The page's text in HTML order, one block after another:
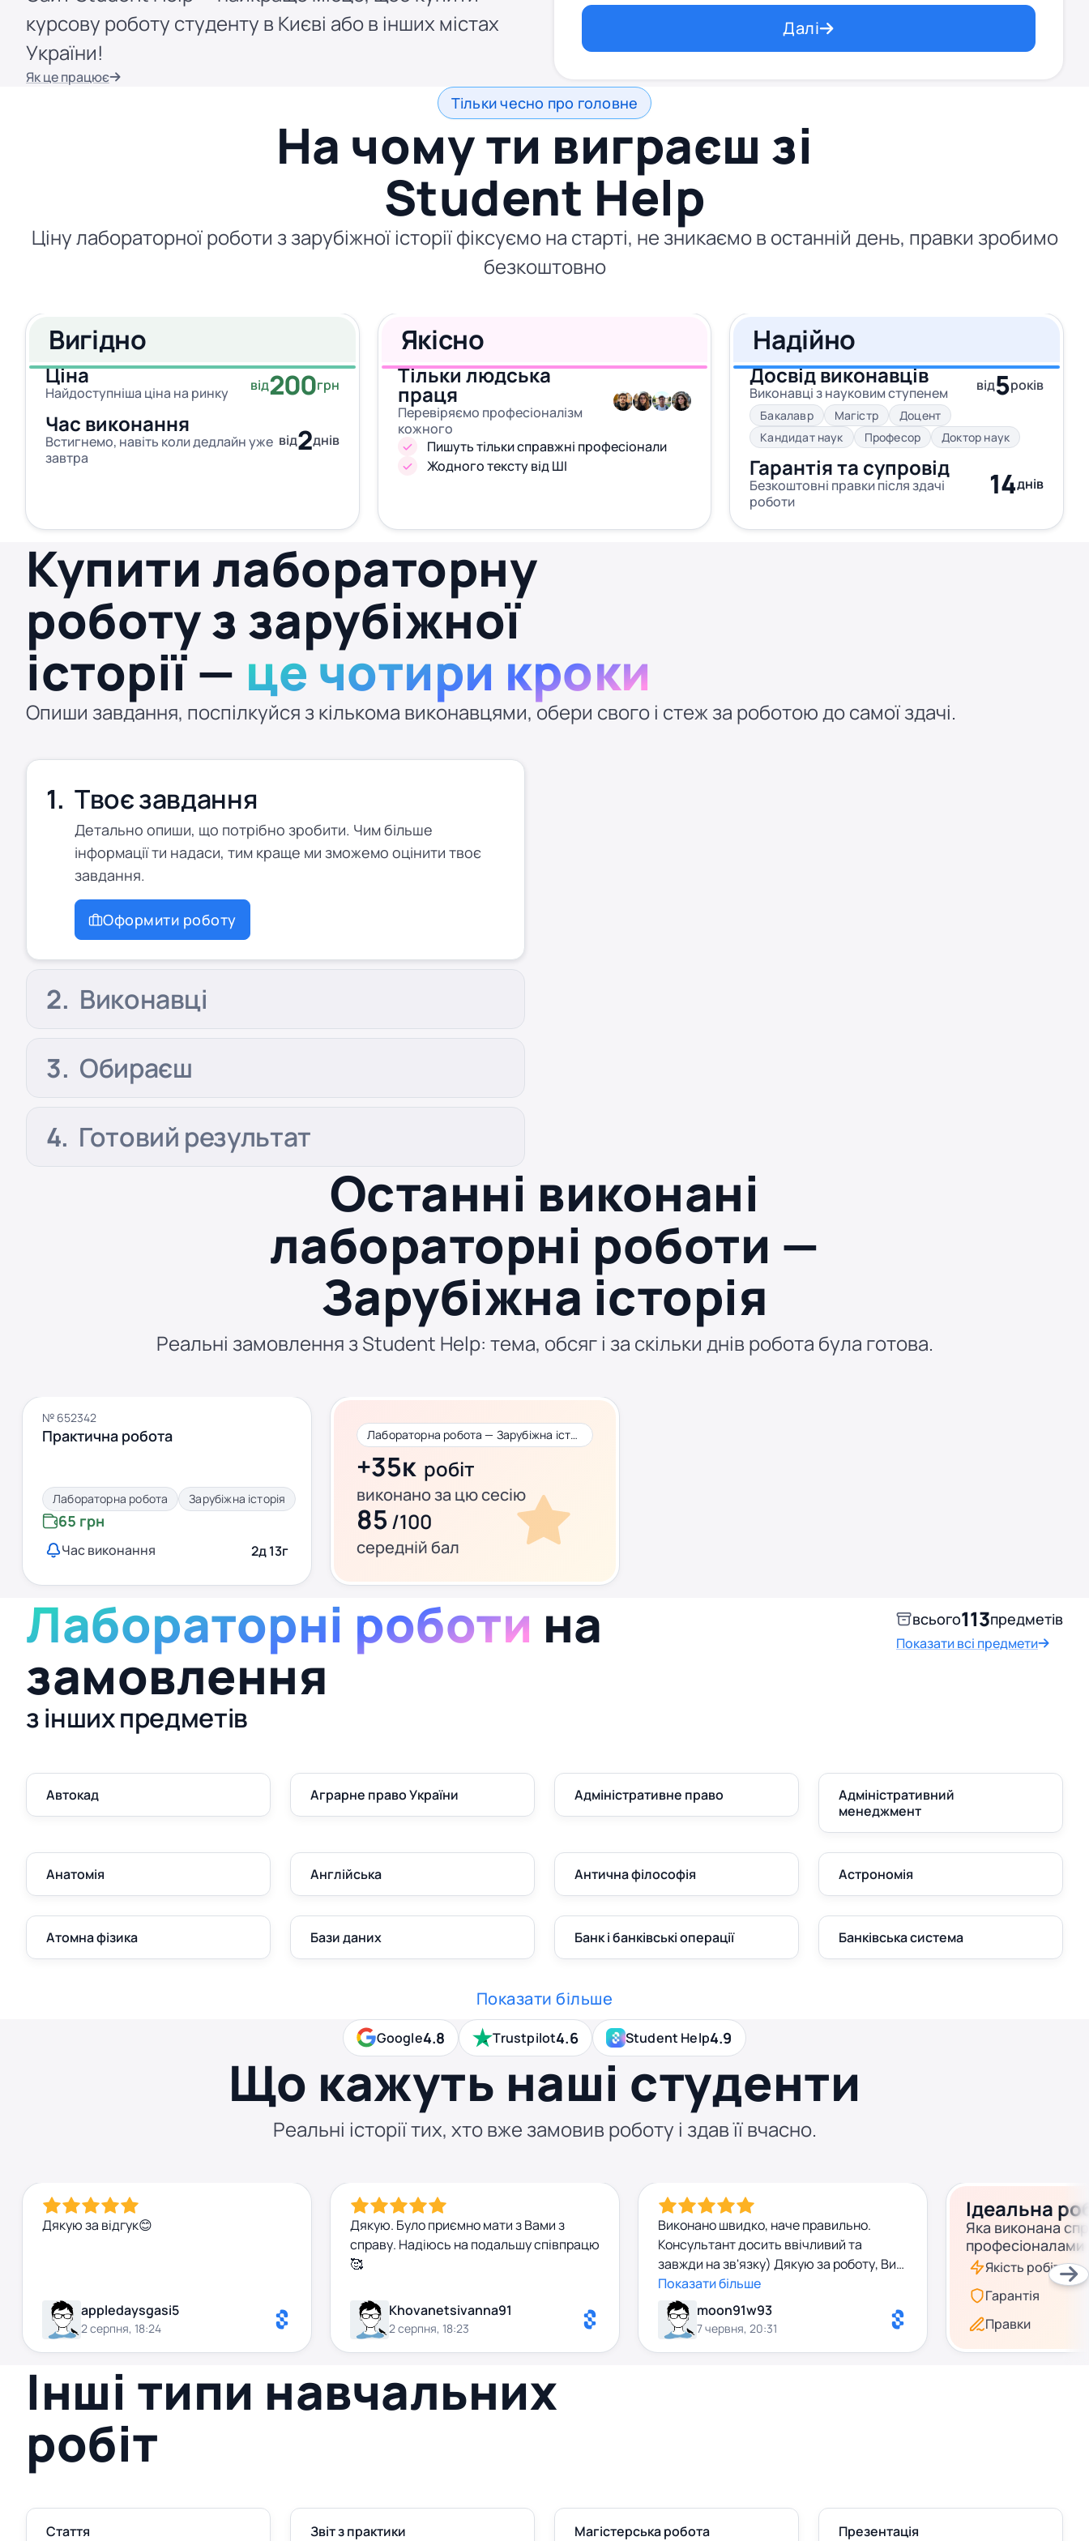
курсову роботу студенту в Києві або в інших містах
України!
Як це працює
Далі
Тільки чесно про головне
На чому ти виграєш зі
Student Help
Ціну лабораторної роботи з зарубіжної історії фіксуємо на старті, не зникаємо в останній день, правки зробимо
безкоштовно
Вигідно
Ціна
Найдоступніша ціна на ринку від200грн
Час виконання
Встигнемо, навіть коли дедлайн уже
завтра
від2днів
Якісно
Тільки людська
праця
Перевіряємо професіоналізм
кожного
Пишуть тільки справжні професіонали
Жодного тексту від ШІ
Надійно
Досвід виконавців
Виконавці з науковим ступенем від5років
Бакалавр Магістр
Доцент
Кандидат наук
Професор Доктор наук
Гарантія та супровід
Безкоштовні правки після здачі
роботи
14днів
Купити лабораторну
роботу з зарубіжної
історії — це чотири кроки
Опиши завдання, поспілкуйся з кількома виконавцями, обери свого і стеж за роботою до самої здачі.
Твоє завдання
Детально опиши, що потрібно зробити. Чим більше
інформації ти надаси, тим краще ми зможемо оцінити твоє
завдання.
Оформити роботу
Виконавці
Обираєш
Готовий результат
Останні виконані
лабораторні роботи —
Зарубіжна історія
Реальні замовлення з Student Help: тема, обсяг і за скільки днів робота була готова.
№ 652342
Практична робота
Лабораторна робота Зарубіжна історія
65 грн
Час виконання 2д 13г
Лабораторна робота — Зарубіжна історія
+35к робіт
виконано за цю сесію
85/100
середній бал
Лабораторні роботи на
замовлення
з інших предметів
всього113предметів
Показати всі предмети
Автокад Аграрне право України Адміністративне право
Адміністративний
менеджмент
Анатомія Англійська Антична філософія Астрономія
Атомна фізика Бази даних Банк і банківські операції Банківська система
Показати більше
Google4.8 Trustpilot4.6 Student Help4.9
Що кажуть наші студенти
Реальні історії тих, хто вже замовив роботу і здав її вчасно.
Дякую за відгук😊
appledaysgasi5
2 серпня, 18:24
Дякую. Було приємно мати з Вами з
справу. Надіюсь на подальшу співпрацю
🥰
Khovanetsivanna91
2 серпня, 18:23
Виконано швидко, наче правильно.
Консультант досить ввічливий та
завжди на зв'язку) Дякую за роботу, Ви
супер!)
Показати більше
moon91w93
7 червня, 20:31
Ідеальна
Яка виконана
професіоналами
Якість робіт
Гарантія
Правки
Інші типи навчальних
робіт
Стаття Звіт з практики Магістерська робота Презентація